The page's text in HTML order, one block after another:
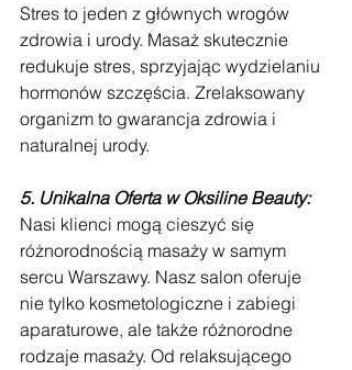
Stres to jeden z głównych wrogów
zdrowia i urody. Masaż skutecznie
redukuje stres, sprzyjając wydzielaniu
hormonów szczęścia. Zrelaksowany
organizm to gwarancja zdrowia i
naturalnej urody.
5. Unikalna Oferta w Oksiline Beauty:
Nasi klienci mogą cieszyć się
różnorodnością masaży w samym
sercu Warszawy. Nasz salon oferuje
nie tylko kosmetologiczne i zabiegi
aparaturowe, ale także różnorodne
rodzaje masaży. Od relaksującego